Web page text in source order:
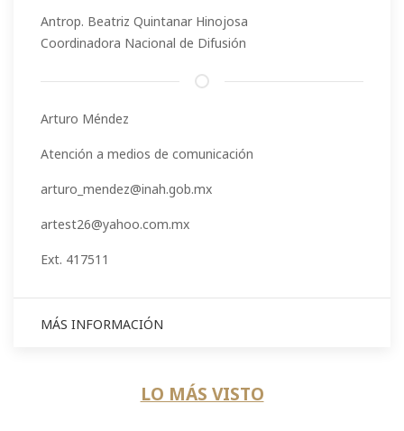
Antrop. Beatriz Quintanar Hinojosa
Coordinadora Nacional de Difusión
Arturo Méndez
Atención a medios de comunicación
arturo_mendez@inah.gob.mx
artest26@yahoo.com.mx
Ext. 417511
MÁS INFORMACIÓN
LO MÁS VISTO